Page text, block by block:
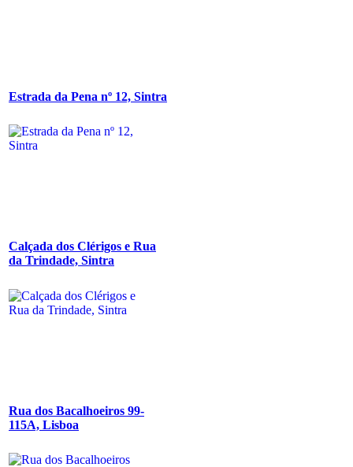
Estrada da Pena nº 12, Sintra
Calçada dos Clérigos e Rua
da Trindade, Sintra
Rua dos Bacalhoeiros 99-
115A, Lisboa